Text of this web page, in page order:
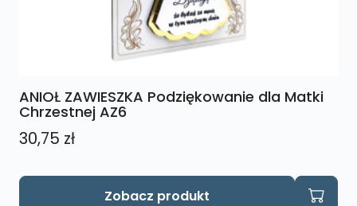
ANIOŁ ZAWIESZKA Podziękowanie dla Matki
Chrzestnej AZ6
30,75 zł
Zobacz produkt